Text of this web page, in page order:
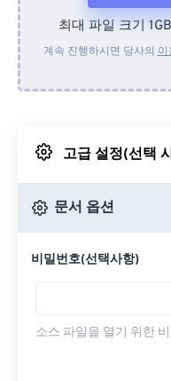
장
최대 파일 크기
계속 진행하시면 당사의
고급 설정(선택
문서 옵션
비밀번호(선택사항)
소스 파일을 열기 위한